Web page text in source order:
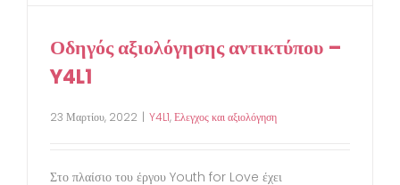
Οδηγός αξιολόγησης αντικτύπου –
Y4L1
23 Μαρτίου, 2022 | Y4L1,Ελεγχος και αξιολόγηση
Στο πλαίσιο του έργου Youth for Love έχει